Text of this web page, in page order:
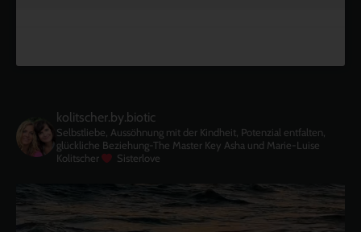
kolitscher.by.biotic
Selbstliebe, Aussöhnung mit der Kindheit, Potenzial entfalten,
glückliche Beziehung-The Master Key Asha und Marie-Luise
Kolitscher
Sisterlove